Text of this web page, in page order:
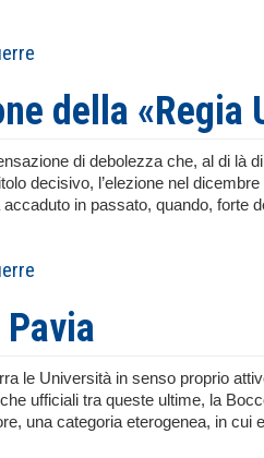
della «Regia
di debolezza che, al di là
decisivo, l’elezione nel
in passato, quando, forte
le Università in senso proprio
ufficiali tra queste ultime, la
una categoria eterogenea, in